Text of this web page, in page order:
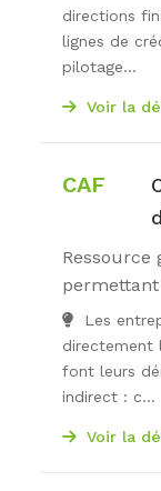
directions
lignes de
pilotage...
Voir la
CAF
Ressource
Les
directement
font leurs
indirect : c...
Voir la